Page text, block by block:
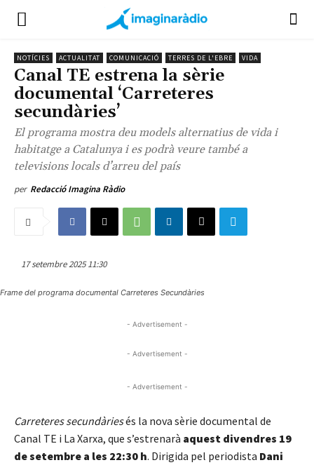
NOTÍCIES ACTUALITAT COMUNICACIÓ TERRES DE L'EBRE VIDA
Canal TE estrena la sèrie
documental ‘Carreteres
secundàries’
El programa mostra deu models alternatius de vida i
habitatge a Catalunya i es podrà veure també a
televisions locals d’arreu del país
per Redacció Imagina Ràdio
17 setembre 2025 11:30
Frame del programa documental Carreteres Secundàries
- Advertisement -
- Advertisement -
- Advertisement -
Carreteres secundàriesés la nova sèrie documental de
Canal TE i La Xarxa, que s’estrenarà aquest divendres 19
de setembre a les 22:30 h. Dirigida pel periodista Dani